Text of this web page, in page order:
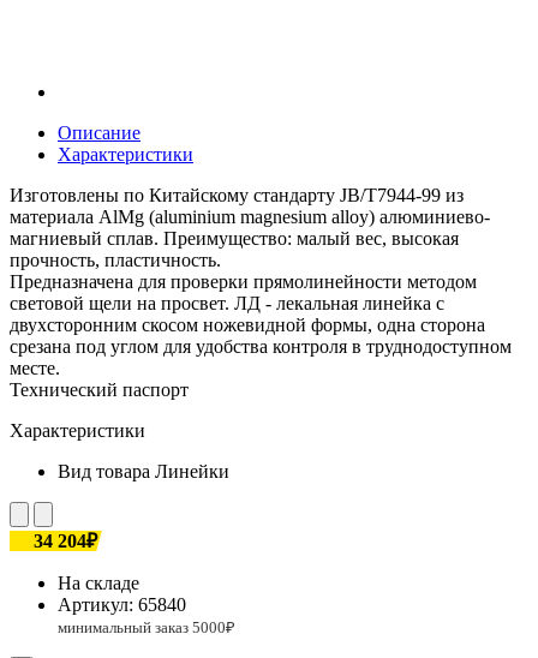
Описание
Характеристики
Изготовлены по Китайскому стандарту JB/T7944-99 из
материала AlMg (aluminium magnesium alloy) алюминиево-
магниевый сплав. Преимущество: малый вес, высокая
прочность, пластичность.
Предназначена для проверки прямолинейности методом
световой щели на просвет. ЛД - лекальная линейка с
двухсторонним скосом ножевидной формы, одна сторона
срезана под углом для удобства контроля в труднодоступном
месте.
Технический паспорт
Характеристики
Вид товара Линейки
34 204₽
На складе
Артикул: 65840